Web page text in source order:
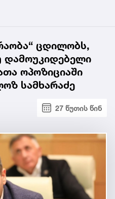
ცდილობს,
დამოუკიდებელი
ოპოზიციაში
სამხარაძე
27 წუთის წინ